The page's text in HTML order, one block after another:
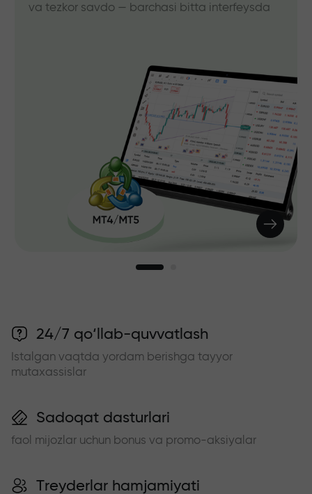
va tezkor savdo — barchasi bitta interfeysda
24/7 qo‘llab-quvvatlash
Istalgan vaqtda yordam berishga tayyor
mutaxassislar
Sadoqat dasturlari
faol mijozlar uchun bonus va promo-aksiyalar
Treyderlar hamjamiyati